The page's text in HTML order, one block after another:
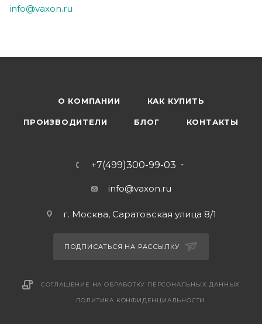
info@vaxon.ru
О КОМПАНИИ КАК КУПИТЬ
ПРОИЗВОДИТЕЛИ БЛОГ КОНТАКТЫ
+7(499)300-99-03
info@vaxon.ru
г. Москва, Саратовская улица 8/1
ПОДПИСАТЬСЯ НА РАССЫЛКУ
СОГЛАШЕНИЕ НА ОБРАБОТКУ ПЕРСОНАЛЬНЫХ ДАННЫХ
ПОЛИТИКА КОНФИДЕНЦИАЛЬНОСТИ